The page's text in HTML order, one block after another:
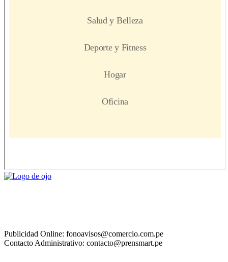
Publicidad Online: fonoavisos@comercio.com.pe
Contacto Administrativo: contacto@prensmart.pe